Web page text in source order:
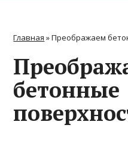
Главная »Преображаем
бетонные